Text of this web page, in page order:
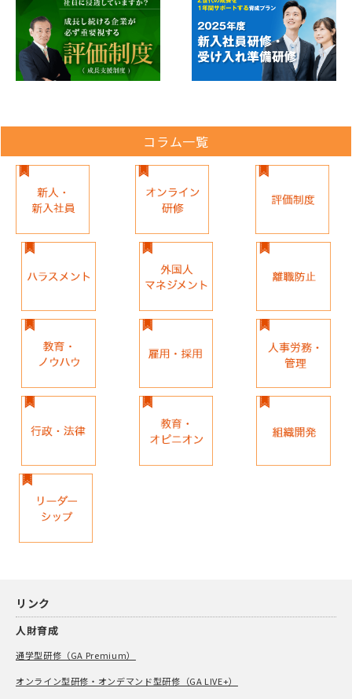
コラム一覧
リンク
人財育成
通学型研修（GA Premium）
オンライン型研修・オンデマンド型研修（GA LIVE+）